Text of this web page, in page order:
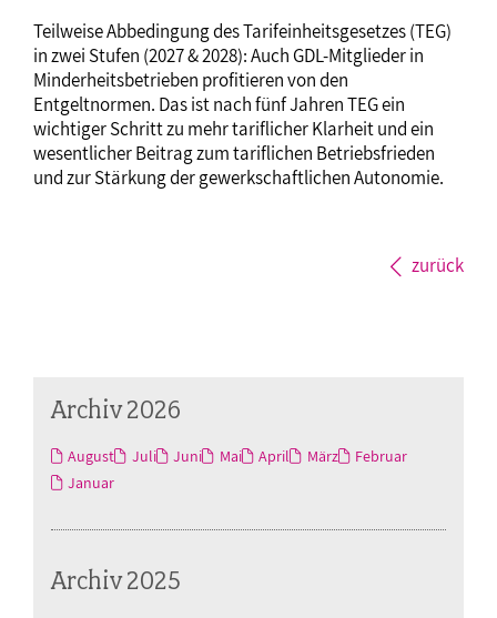
Teilweise Abbedingung des Tarifeinheitsgesetzes (TEG)
in zwei Stufen (2027 & 2028): Auch GDL-Mitglieder in
Minderheitsbetrieben profitieren von den
Entgeltnormen. Das ist nach fünf Jahren TEG ein
wichtiger Schritt zu mehr tariflicher Klarheit und ein
wesentlicher Beitrag zum tariflichen Betriebsfrieden
und zur Stärkung der gewerkschaftlichen Autonomie.
zurück
Archiv 2026
August Juli Juni Mai April März
Februar
Januar
Archiv 2025